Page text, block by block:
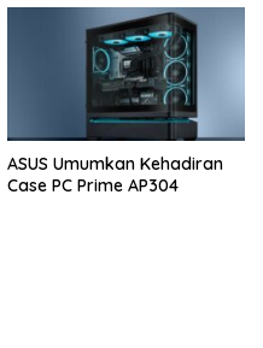
ASUS Umumkan Kehadiran
Case PC Prime AP304